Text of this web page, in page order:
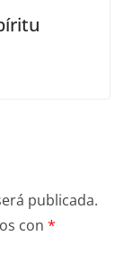
publicada.
con *